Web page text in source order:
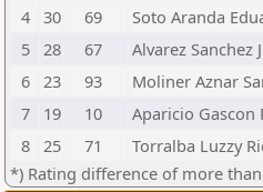
4 30 69 Soto Aranda
5 28 67 Alvarez Sanchez
6 23 93 Moliner Aznar
7
19 10 Aparicio Gascon
8 25 71 Torralba Luzzy
*) Rating difference of more